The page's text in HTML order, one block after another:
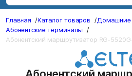
Главная /Каталог товаров /Домашние
Абонентские терминалы
/
Абонентский маршрутизатор RG-
Абонентский